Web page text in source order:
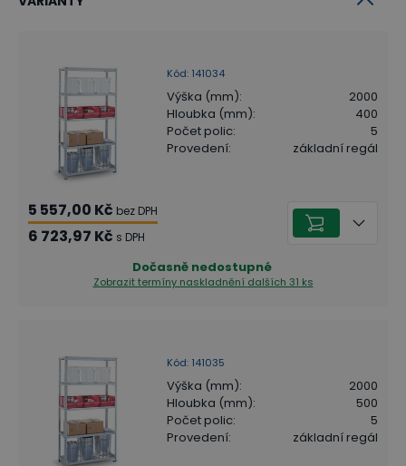
Kód: 141034
Výška (mm):
2000
Hloubka (mm):
400
Počet polic:
5
Provedení: základní regál
5 557,00 Kč bez DPH
6 723,97 Kč s DPH
Dočasně nedostupné
Zobrazit termíny naskladnění dalších 31 ks
Kód: 141035
Výška (mm):
2000
Hloubka (mm):
500
Počet polic:
5
Provedení: základní regál